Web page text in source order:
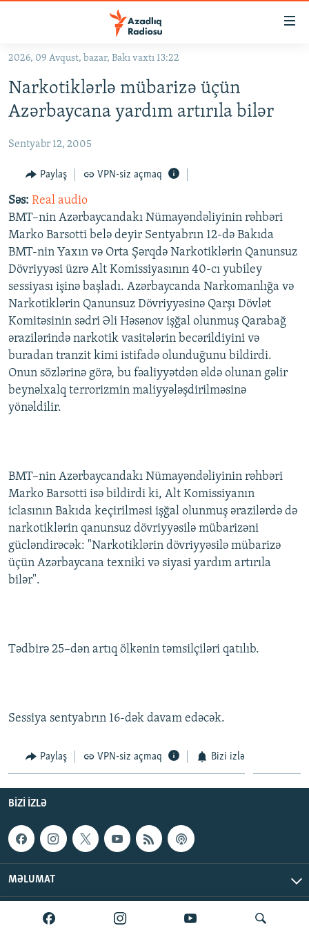
Əsas
qayıt
Əsas
naviqasiyaya
qayıt
KORRUPSIOMETR
#ƏSLINDƏ
FƏRQƏ BAX
QANUNI DOĞRU
ARAŞDIRMA
MULTIMEDIA
VIDEO
FOTOQALEREYA
İNFOQRAFIKA
KARIKATURA
RADIO ARXIV
OXU ZALI
AZƏRBAYCAN ƏDƏBIYYATI KITABXANASI
İSLAM VƏ DEMOKRATIYA
İZ - MƏDƏNIYYƏT PROQRAMI
HAQQIMIZDA
MISSIYAMIZ
PEŞƏ ETIKASI VƏ JURNALISTIKA STANDARTLARIMIZ
MATERIALLARIMIZDAN ISTIFADƏ
AZADLIQRADIOSU MOBIL TELEFONUNUZDA
BIZI IZLƏ
RFE/RL-in bütün saytları
2026, 09 Avqust, bazar, Bakı vaxtı 13:22
Narkotiklərlə mübarizə üçün
Azərbaycana yardım artırıla bilər
Sentyabr 12, 2005
Paylaş VPN-siz açmaq
Səs: Real audio
BMT–nin Azərbaycandakı Nümayəndəliyinin rəhbəri
Marko Barsotti belə deyir Sentyabrın 12-də Bakıda
BMT-nin Yaxın və Orta Şərqdə Narkotiklərin Qanunsuz
Dövriyyəsi üzrə Alt Komissiyasının 40-cı yubiley
sessiyası işinə başladı. Azərbaycanda Narkomanlığa və
Narkotiklərin Qanunsuz Dövriyyəsinə Qarşı Dövlət
Komitəsinin sədri Əli Həsənov işğal olunmuş Qarabağ
ərazilərində narkotik vasitələrin becərildiyini və
buradan tranzit kimi istifadə olunduğunu bildirdi.
Onun sözlərinə görə, bu fəaliyyətdən əldə olunan gəlir
beynəlxalq terrorizmin maliyyələşdirilməsinə
yönəldilir.
BMT–nin Azərbaycandakı Nümayəndəliyinin rəhbəri
Marko Barsotti isə bildirdi ki, Alt Komissiyanın
iclasının Bakıda keçirilməsi işğal olunmuş ərazilərdə də
narkotiklərin qanunsuz dövriyyəsilə mübarizəni
gücləndirəcək: "Narkotiklərin dövriyyəsilə mübarizə
üçün Azərbaycana texniki və siyasi yardım artırıla
bilər".
Tədbirə 25–dən artıq ölkənin təmsilçiləri qatılıb.
Sessiya sentyabrın 16-dək davam edəcək.
Paylaş VPN-siz açmaq Bizi izlə
BIZI IZLƏ
MƏLUMAT
AzadlıqRadiosu © 2026 Inc. | Bütün hüquqlar qorunur